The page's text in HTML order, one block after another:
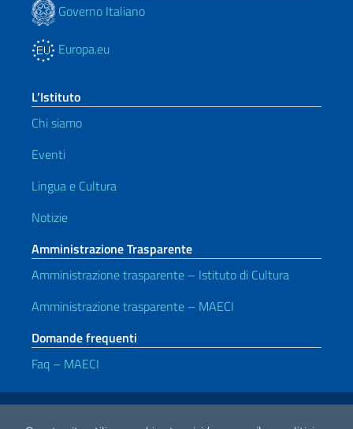
Governo Italiano
Europa.eu
L’Istituto
Chi siamo
Eventi
Lingua e Cultura
Notizie
Amministrazione Trasparente
Amministrazione trasparente – Istituto di Cultura
Amministrazione trasparente – MAECI
Domande frequenti
Faq – MAECI
Link Utili